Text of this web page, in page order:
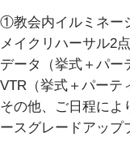
パティ
来店予約
①教会内イルミネー
メイクリハーサル2
データ（挙式＋パ
VTR（挙式＋パーテ
その他、ご日程によ
ースグレードアップ